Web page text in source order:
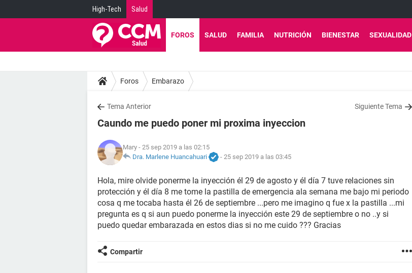
High-Tech Salud
FOROS SALUD FAMILIA NUTRICIÓN BIENESTAR SEXUALIDAD
Foros Embarazo
Tema Anterior Siguiente Tema
Caundo me puedo poner mi proxima inyeccion
Mary - 25 sep 2019 a las 02:15
Dra. Marlene Huancahuari
- 25 sep 2019 a las 03:45
Hola, mire olvide ponerme la inyección él 29 de agosto y él día 7 tuve relaciones sin
protección y él día 8 me tome la pastilla de emergencia ala semana me bajo mi periodo
cosa q me tocaba hasta él 26 de septiembre ...pero me imagino q fue x la pastilla ...mi
pregunta es q si aun puedo ponerme la inyección este 29 de septiembre o no ..y si
puedo quedar embarazada en estos dias si no me cuido ??? Gracias
Compartir